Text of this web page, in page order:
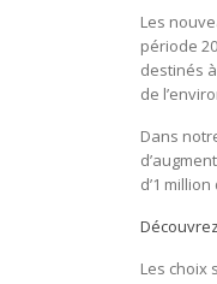
Les
période
destinés
de
Dans
d’1
Les choix